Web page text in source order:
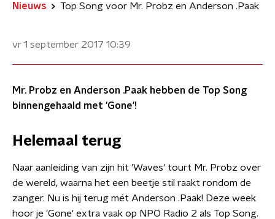
Nieuws Top Song voor Mr. Probz en Anderson .Paak
vr 1 september 2017 10:39
Mr. Probz en Anderson .Paak hebben de Top Song
binnengehaald met 'Gone'!
Helemaal terug
Naar aanleiding van zijn hit 'Waves' tourt Mr. Probz over
de wereld, waarna het een beetje stil raakt rondom de
zanger. Nu is hij terug mét Anderson .Paak! Deze week
hoor je 'Gone' extra vaak op NPO Radio 2 als Top Song.